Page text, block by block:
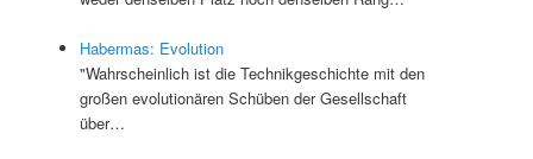
Habermas: Evolution
"Wahrscheinlich ist die Technikgeschichte mit den
großen evolutionären Schüben der Gesellschaft
über…